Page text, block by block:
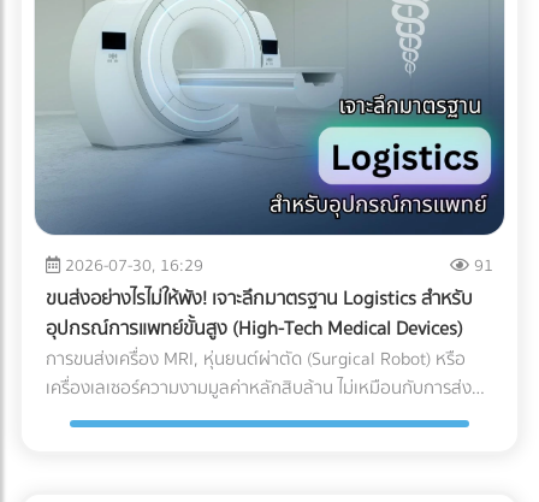
2026-07-30, 16:29 91
ขนส่งอย่างไรไม่ให้พัง! เจาะลึกมาตรฐาน Logistics สำหรับ
อุปกรณ์การแพทย์ขั้นสูง (High-Tech Medical Devices)
การขนส่งเครื่อง MRI, หุ่นยนต์ผ่าตัด (Surgical Robot) หรือ
เครื่องเลเซอร์ความงามมูลค่าหลักสิบล้าน ไม่เหมือนกับการส่ง
พัสดุทั่วไป เพราะความเสียหายของเครื่องมือแพทย์ขั้นสูงเหล่านี้